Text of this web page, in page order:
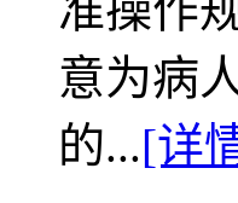
意为病
的...[详